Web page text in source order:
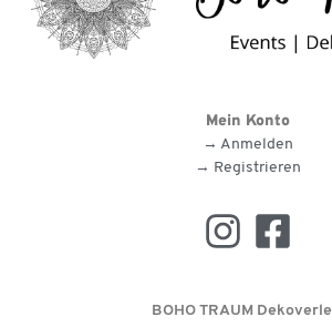
Mein Konto
→ Anmelden
→ Registrieren
BOHO TRAUM